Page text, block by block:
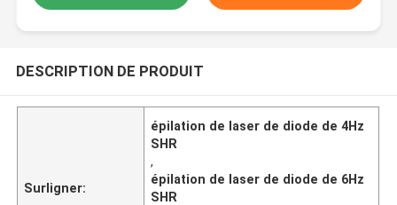
DESCRIPTION DE PRODUIT
Surligner:
épilation de laser de diode de 4Hz
SHR
,
épilation de laser de diode de 6Hz
SHR